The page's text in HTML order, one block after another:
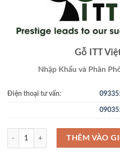
Gỗ ITT
Nhập Khẩu và Phân
Điện thoại tư vấn:
Gỗ Dổi Nam Phi - Muvingui số lượng
THÊM VÀO